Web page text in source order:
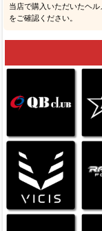
当店で購入いただいたヘ
をご確認ください。